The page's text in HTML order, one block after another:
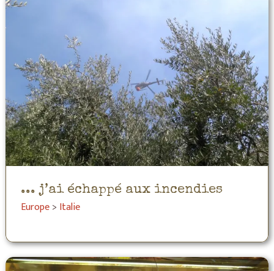
... j’ai échappé aux incendies
Europe> Italie